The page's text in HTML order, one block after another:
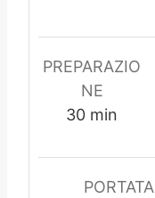
PREPARAZIO
NE
30m
n
u
min
PORTATA